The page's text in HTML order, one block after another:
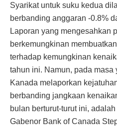
Syarikat untuk suku kedua
berbanding anggaran -0.8%
Laporan yang mengesahkan
berkemungkinan
terhadap kemungkinan
tahun ini. Namun, pada masa
Kanada melaporkan
berbanding jangkaan
bulan berturut-turut ini,
Gabenor Bank of Canada